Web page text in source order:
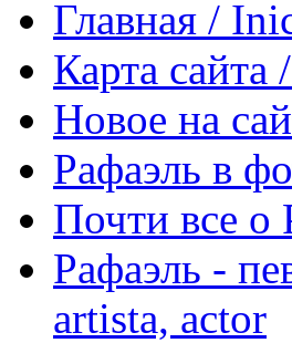
Главная /
Карта
Новое на
Рафаэль в
Почти все о
Рафаэль -
artista, actor